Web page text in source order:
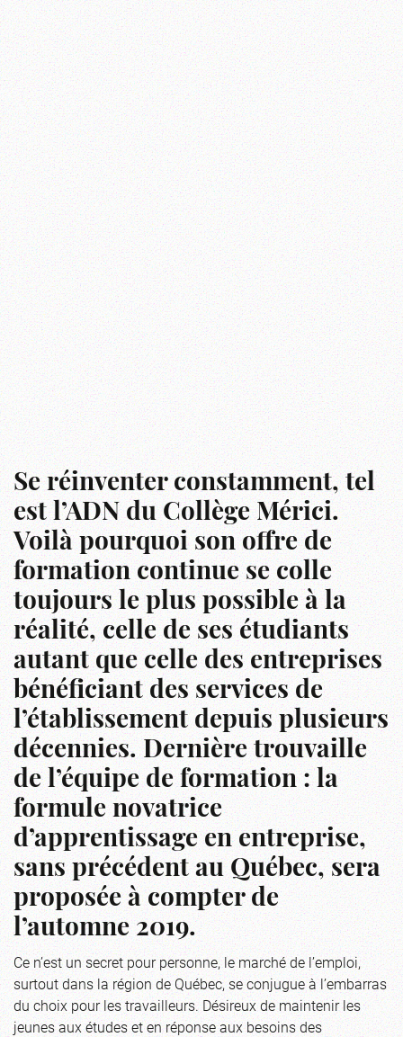
Se réinventer constamment, tel
est l’ADN du Collège Mérici.
Voilà pourquoi son offre de
formation continue se colle
toujours le plus possible à la
réalité, celle de ses étudiants
autant que celle des entreprises
bénéficiant des services de
l’établissement depuis plusieurs
décennies. Dernière trouvaille
de l’équipe de formation : la
formule novatrice
d’apprentissage en entreprise,
sans précédent au Québec, sera
proposée à compter de
l’automne 2019.
Ce n’est un secret pour personne, le marché de l’emploi,
surtout dans la région de Québec, se conjugue à l’embarras
du choix pour les travailleurs. Désireux de maintenir les
jeunes aux études et en réponse aux besoins des